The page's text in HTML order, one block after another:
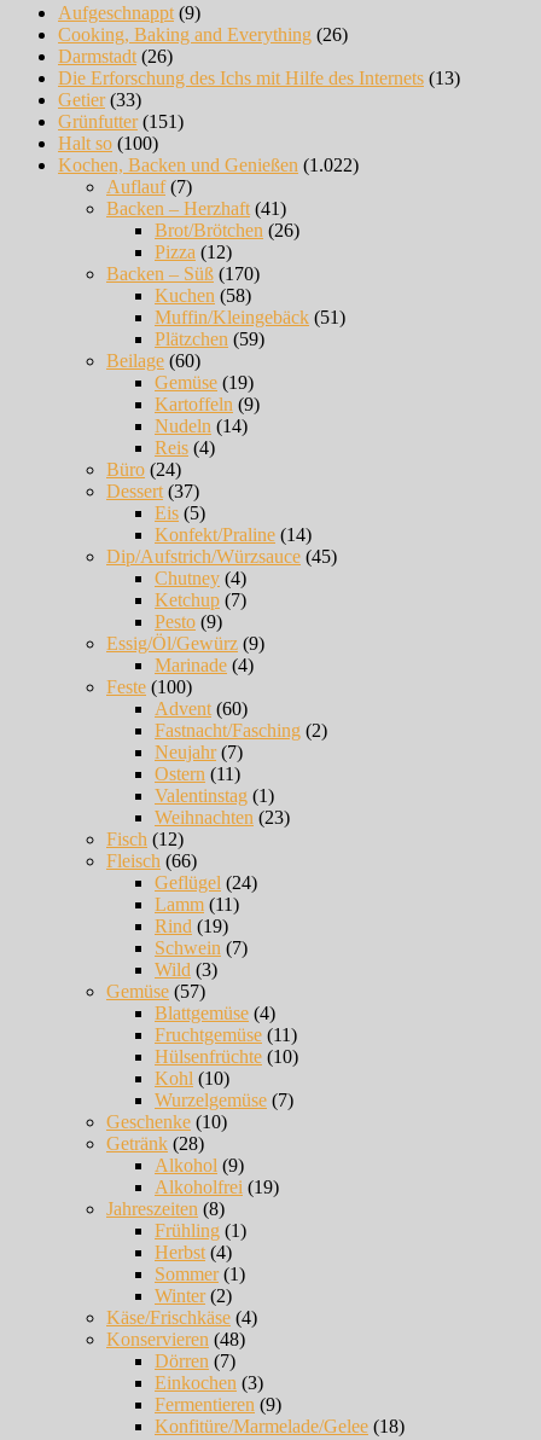
Aufgeschnappt (9)
Cooking, Baking and Everything (26)
Darmstadt (26)
Die Erforschung des Ichs mit Hilfe des Internets (13)
Getier(33)
Grünfutter(151)
Halt so (100)
Kochen, Backen und Genießen (1.022)
Auflauf(7)
Backen – Herzhaft (41)
Brot/Brötchen (26)
Pizza (12)
Backen – Süß (170)
Kuchen (58)
Muffin/Kleingebäck (51)
Plätzchen (59)
Beilage (60)
Gemüse (19)
Kartoffeln (9)
Nudeln (14)
Reis (4)
Büro (24)
Dessert (37)
Eis (5)
Konfekt/Praline (14)
Dip/Aufstrich/Würzsauce (45)
Chutney (4)
Ketchup (7)
Pesto (9)
Essig/Öl/Gewürz (9)
Marinade (4)
Feste (100)
Advent (60)
Fastnacht/Fasching (2)
Neujahr(7)
Ostern (11)
Valentinstag (1)
Weihnachten (23)
Fisch (12)
Fleisch (66)
Geflügel (24)
Lamm (11)
Rind (19)
Schwein (7)
Wild (3)
Gemüse (57)
Blattgemüse (4)
Fruchtgemüse (11)
Hülsenfrüchte (10)
Kohl (10)
Wurzelgemüse (7)
Geschenke (10)
Getränk (28)
Alkohol (9)
Alkoholfrei (19)
Jahreszeiten (8)
Frühling (1)
Herbst (4)
Sommer(1)
Winter(2)
Käse/Frischkäse (4)
Konservieren (48)
Dörren (7)
Einkochen (3)
Fermentieren (9)
Konfitüre/Marmelade/Gelee (18)